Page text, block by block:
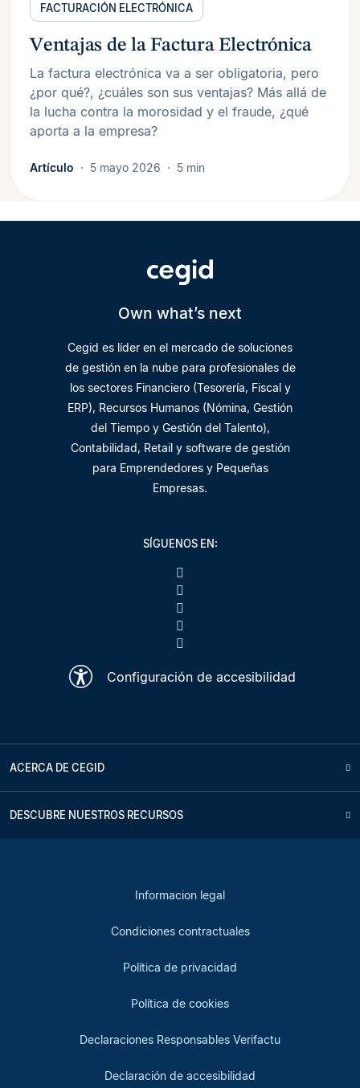
FACTURACIÓN ELECTRÓNICA
Ventajas de la Factura Electrónica
La factura electrónica va a ser obligatoria, pero
¿por qué?, ¿cuáles son sus ventajas? Más allá de
la lucha contra la morosidad y el fraude, ¿qué
aporta a la empresa?
Artículo 5 mayo 2026 5 min
Own what’s next
Cegid es líder en el mercado de soluciones
de gestión en la nube para profesionales de
los sectores Financiero (Tesorería, Fiscal y
ERP), Recursos Humanos (Nómina, Gestión
del Tiempo y Gestión del Talento),
Contabilidad, Retail y software de gestión
para Emprendedores y Pequeñas
Empresas.
SÍGUENOS EN:
Configuración de accesibilidad
ACERCA DE CEGID
DESCUBRE NUESTROS RECURSOS
Informacion legal
Condiciones contractuales
Política de privacidad
Política de cookies
Declaraciones Responsables Verifactu
Declaración de accesibilidad